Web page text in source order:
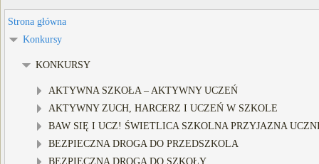
Strona główna
Konkursy
KONKURSY
AKTYWNA SZKOŁA – AKTYWNY UCZEŃ
AKTYWNY ZUCH, HARCERZ I UCZEŃ W SZKOLE
BAW SIĘ I UCZ! ŚWIETLICA SZKOLNA PRZYJAZNA
BEZPIECZNA DROGA DO PRZEDSZKOLA
BEZPIECZNA DROGA DO SZKOŁY